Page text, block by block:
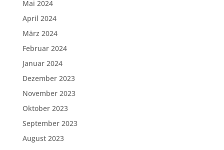
Mai 2024
April 2024
März 2024
Februar 2024
Januar 2024
Dezember 2023
November 2023
Oktober 2023
September 2023
August 2023